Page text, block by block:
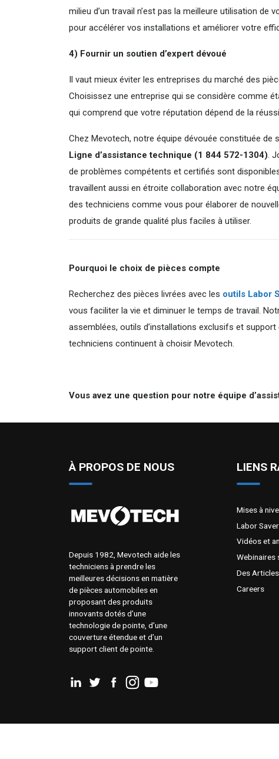
milieu d’un travail n’est pas la meilleure utilisation
pour accélérer vos installations et améliorer votre
4) Fournir un soutien d’expert dévoué
Il vaut mieux éviter les entreprises du marché des
Choisissez une entreprise qui se considère comme
qui comprend que votre réputation dépend de la
Chez Mevotech, notre équipe dévouée constituée
Ligne d’assistance technique (1 844 572-1304) .
de problèmes compétents et certifiés sont
travaillent aussi en étroite collaboration avec notre
des techniciens comme vous pour élaborer de
produits de grande qualité plus faciles à utiliser.
Pourquoi le choix de pièces compte
Recherchez des pièces livrées avec les outils Labor
vous faciliter la vie et diminuer le temps de travail.
assemblées, outils d’installations exclusifs et
techniciens continuent à choisir Mevotech.
Vous avez une question pour notre équipe
À PROPOS DE NOUS
Depuis 1982, Mevotech aide les
techniciens à prendre les
meilleures décisions en matière
de pièces automobiles en
proposant des produits
innovants dotés d’une
technologie de pointe, d’une
couverture étendue et d’un
support client de pointe.
LIENS
Mises à
Labor
Vidéos et
Webinaires
Des Articles
Careers